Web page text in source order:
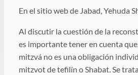
En el sitio web de Jabad, Yehuda
Al discutir la cuestión de la
es importante tener en cuenta
mitzvá no es una obligación
mitzvot de tefilín o Shabat. Se